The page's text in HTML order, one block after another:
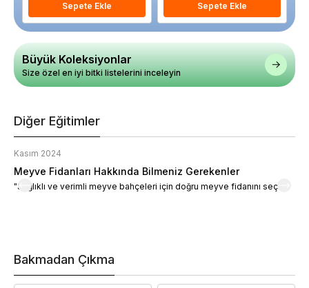
Sepete Ekle Sepete Ekle
Büyük Koleksiyonlar
Size özel en iyi bitki listelerini inceleyin
Diğer Eğitimler
Kasım 2024
Meyve Fidanları Hakkında Bilmeniz Gerekenler
"Sağlıklı ve verimli meyve bahçeleri için doğru meyve fidanını seçin."
Bakmadan Çıkma